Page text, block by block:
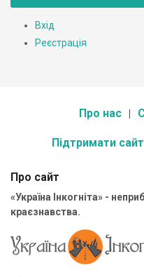
Вхід
Реєстрація
Про нас
Підтримати сайт
Про сайт
«Україна Інкогніта» -
краєзнавства.